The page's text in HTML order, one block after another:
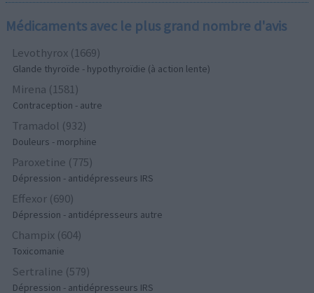
Médicaments avec le plus grand nombre d'avis
Levothyrox (1669)
Glande thyroïde - hypothyroïdie (à action lente)
Mirena (1581)
Contraception - autre
Tramadol (932)
Douleurs - morphine
Paroxetine (775)
Dépression - antidépresseurs IRS
Effexor (690)
Dépression - antidépresseurs autre
Champix (604)
Toxicomanie
Sertraline (579)
Dépression - antidépresseurs IRS